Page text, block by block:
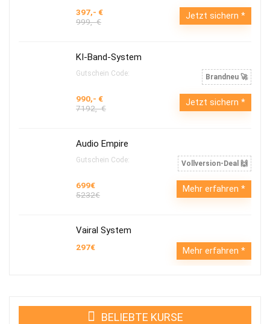
397,- €
999,- €
Jetzt sichern
KI-Band-System
Gutschein Code: Brandneu 🚀
990,- €
7192,- €
Jetzt sichern
Audio Empire
Gutschein Code: Vollversion-Deal 🙌
699€
5232€
Mehr erfahren
Vairal System
297€ Mehr erfahren
BELIEBTE KURSE